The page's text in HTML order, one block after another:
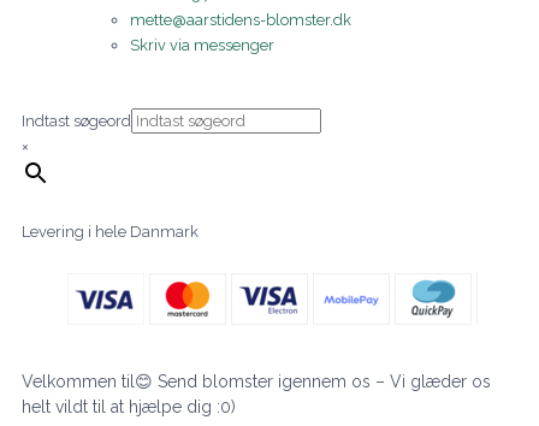
mette@aarstidens-blomster.dk
Skriv via messenger
Indtast søgeord
×
Levering i hele Danmark
Velkommen til😊 Send blomster igennem os – Vi glæder os
helt vildt til at hjælpe dig :0)